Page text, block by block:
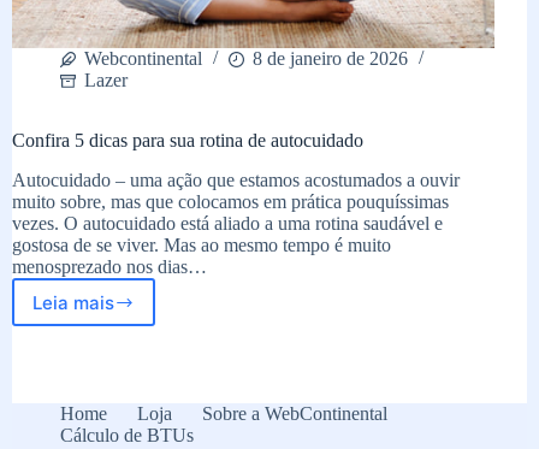
Webcontinental
8 de janeiro de 2026
Lazer
Confira 5 dicas para sua rotina de autocuidado
Autocuidado – uma ação que estamos acostumados a ouvir
muito sobre, mas que colocamos em prática pouquíssimas
vezes. O autocuidado está aliado a uma rotina saudável e
gostosa de se viver. Mas ao mesmo tempo é muito
menosprezado nos dias…
Leia mais
Confira
rotina
Home Loja
Sobre a WebContinental
Cálculo de BTUs